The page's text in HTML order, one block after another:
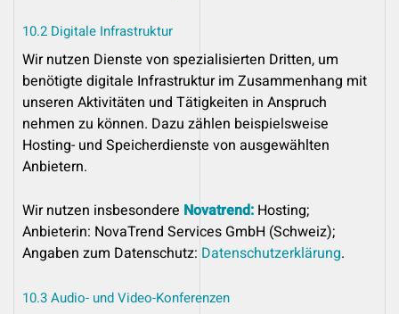
10.2 Digitale Infrastruktur
Wir nutzen Dienste von spezialisierten Dritten, um
benötigte digitale Infrastruktur im Zusammenhang mit
unseren Aktivitäten und Tätigkeiten in Anspruch
nehmen zu können. Dazu zählen beispielsweise
Hosting- und Speicherdienste von ausgewählten
Anbietern.
Wir nutzen insbesondere Novatrend: Hosting;
Anbieterin: NovaTrend Services GmbH (Schweiz);
Angaben zum Datenschutz: Datenschutzerklärung.
10.3 Audio- und Video-Konferenzen